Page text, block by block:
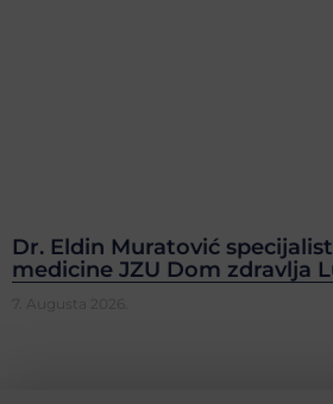
Dr. Eldin Muratović
medicine JZU Dom zdravlja
7. Augusta 2026.